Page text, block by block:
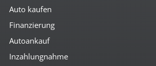
Auto kaufen
Finanzierung
Autoankauf
Inzahlungnahme